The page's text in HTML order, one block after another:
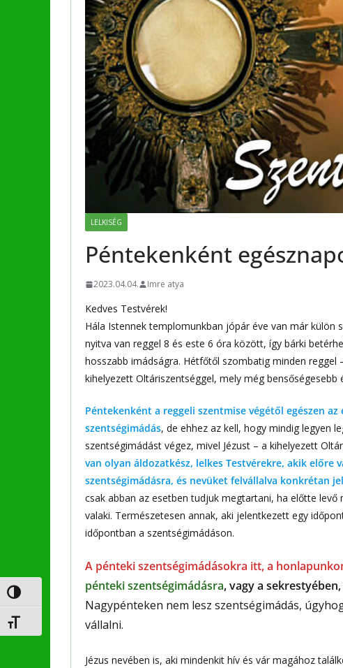
Nagy kontraszt váltása
Betűméret váltása
LELKISÉG
Péntekenként
2023.04.04. Imre atya
Kedves Testvérek!
Hála Istennek templomunkban jópár éve van már
nyitva van reggel 8 és este 6 óra között, így bárki
hosszabb imádságra. Hétfőtől szombatig minden
kihelyezett Oltáriszentséggel, mely még
Péntekenként a reggeli szentmise végétől egészen
szentségimádás, de ehhez az kell, hogy mindig legyen
szentségimádást végez, mivel Jézust – a kihelyezett
van olyan áldozatkész, lelkes Testvérekre, akik előre
szentségimádásra, és nevüket felvállalva konkrétan
csak abban az esetben tudjuk megtartani, ha előtte
valaki. Természetesen annak, aki jelentkezett egy
időpontban a szentségimádáson.
A pénteki szentségimádásokra itt, a
pénteki szentségimádásra, vagy a
Nagypénteken nem lesz szentségimádás,
vállalni.
Jézus nevében is, aki mindenkit hív és vár magához